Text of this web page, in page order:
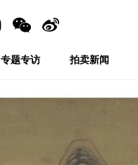
专题专访 拍卖新闻